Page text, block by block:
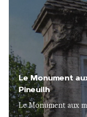
Le Monument
Pineuilh
Le Monument aux